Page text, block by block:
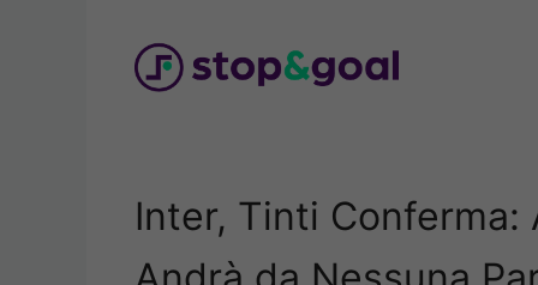
Inter, Tinti Conferma: